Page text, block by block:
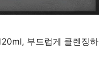
부드럽게 클렌징하